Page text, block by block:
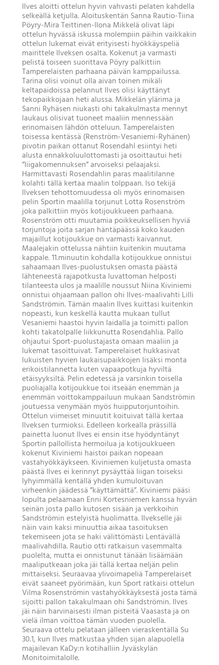
Ilves aloitti ottelun hyvin vahvasti pelaten kahdella
selkeällä ketjulla. Aloituskentän Sanna Rautio-Tiina
Pöyry-Mira Teittinen-Ilona Mikkelä olivat läpi
ottelun hyvässä iskussa molempiin päihin vaikkakin
ottelun lukemat eivät erityisesti hyökkäyspeliä
mairittele Ilveksen osalta. Kokenut ja varmasti
pelistä toiseen suorittava Pöyry palkittiin
Tamperelaisten parhaana päivän kamppailussa.
Tarina olisi voinut olla aivan toinen mikäli
keltapaidoissa pelannut Ilves olisi käyttänyt
tekopaikkojaan heti alussa. Mikkelän ylärima ja
Sanni Ryhäsen niukasti ohi takakulmasta mennyt
laukaus olisivat tuoneet maaliin mennessään
erinomaisen lähdön otteluun. Tamperelaisten
toisessa kentässä (Renström-Vesaniemi-Ryhänen)
pivotin paikan ottanut Rosendahl esiintyi heti
alusta ennakkoluulottomasti ja osoittautui heti
”liigakomennuksen” arvoiseksi pelaajaksi.
Harmittavasti Rosendahlin paras maalitilanne
kolahti tällä kertaa maalin tolppaan. Iso tekijä
Ilveksen tehottomuudessa oli myös erinomaisen
pelin Sportin maalilla torjunut Lotta Rosenström
joka palkittiin myös kotijoukkueen parhaana.
Rosenström otti muutamia poikkeuksellisen hyviä
torjuntoja joita sarjan häntäpäässä koko kauden
majaillut kotijoukkue on varmasti kaivannut.
Maalejakin ottelussa nähtiin kuitenkin muutama
kappale. 11.minuutin kohdalla kotijoukkue onnistui
sahaamaan Ilves-puolustuksen omasta päästä
lähteneestä rajapotkusta luvattoman helposti
tilanteesta ulos ja maalille noussut Niina Kiviniemi
onnistui ohjaamaan pallon ohi Ilves-maalivahti Lilli
Sandströmin. Tämän maalin Ilves kuittasi kuitenkin
nopeasti, kun keskellä kautta mukaan tullut
Vesaniemi haastoi hyvin laidalla ja toimitti pallon
kohti takatolpalle liikkunutta Rosendahlia. Pallo
ohjautui Sport-puolustajasta omaan maaliin ja
lukemat tasoittuivat. Tamperelaiset hukkasivat
lukuisten hyvien laukaisupaikkojen lisäksi monta
erikoistilannetta kuten vapaapotkuja hyviltä
etäisyyksiltä. Pelin edetessä ja varsinkin toisella
puoliajalla kotijoukkue toi itseään enemmän ja
enemmän voittokamppailuun mukaan Sandströmin
joutuessa venymään myös huipputorjuntoihin.
Ottelun viimeiset minuutit koituivat tällä kertaa
Ilveksen turmioksi. Edelleen korkealla prässillä
painetta luonut Ilves ei ensin itse hyödyntänyt
Sportin pallollista hermoilua ja kotijoukkueen
kokenut Kiviniemi haistoi paikan nopeaan
vastahyökkäykseen. Kiviniemen kuljetusta omasta
päästä Ilves ei kerinnyt pysäyttää liigan toiseksi
lyhyimmällä kentällä yhden kumuloituvan
virheenkin jäädessä ”käyttämättä”. Kiviniemi pääsi
lopulta pelaamaan Enni Kortesniemen kanssa hyvän
seinän josta pallo kutosen sisään ja verkkoihin
Sandströmin estelyistä huolimatta. Ilvekselle jäi
näin vain kaksi minuuttia aikaa tasoituksen
tekemiseen jota se haki välittömästi Lentävällä
maalivahdilla. Rautio otti ratkaisun vasemmalta
puolelta, mutta ei onnistunut tänään lisäämään
maaliputkeaan joka jäi tällä kertaa neljän pelin
mittaiseksi. Seuraavaa ylivoimapeliä Tamperelaiset
eivät saaneet pyörimään, kun Sport ratkaisi ottelun
Vilma Rosenströmin vastahyökkäyksestä josta tämä
sijoitti pallon takakulmaan ohi Sandströmin. Ilves
jäi näin harvinaisesti ilman pisteitä Vaasasta ja on
vielä ilman voittoa tämän vuoden puolella.
Seuraava ottelu pelataan jälleen vieraskentällä Su
30.1, kun Ilves matkustaa yhden sijan alapuolella
majailevan KaDy:n kotihalliin Jyväskylän
Monitoimitalolle.